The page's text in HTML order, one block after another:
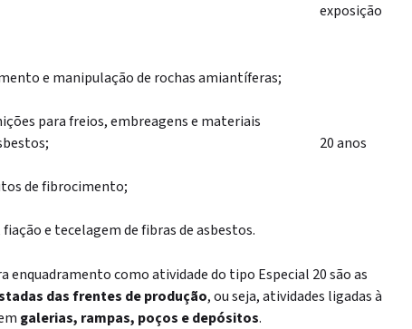
exposição
e manipulação de rochas amiantíferas;
para freios, embreagens e materiais
de fibrocimento;
e tecelagem de fibras de asbestos.
20 anos
enquadramento como atividade do tipo Especial 20 são as
das frentes de produção, ou seja, atividades ligadas à
galerias, rampas, poços e depósitos.